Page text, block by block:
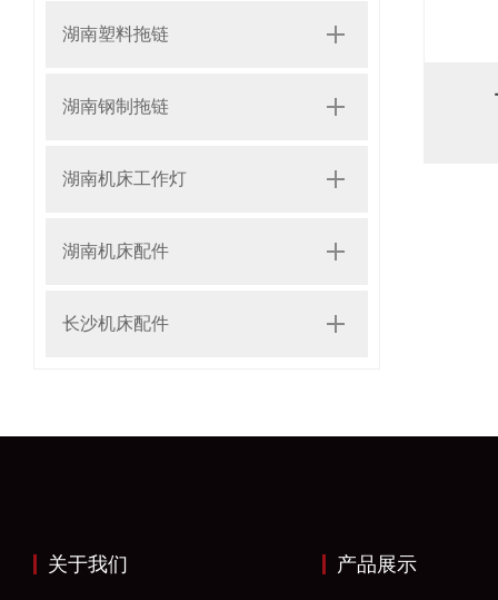
湖南塑料拖链
湖南钢制拖链
湖南机床工作灯
湖南机床配件
长沙机床配件
关于我们 产品展示